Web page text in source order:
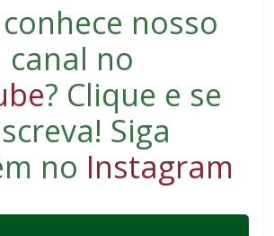
nosso
canal no
? Clique e se
! Siga
no Instagram